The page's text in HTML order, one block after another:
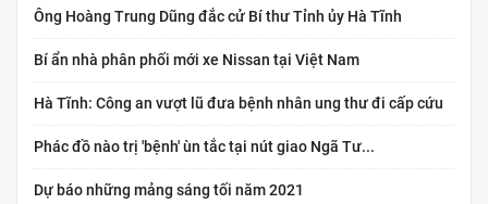
Ông Hoàng Trung Dũng đắc cử Bí thư Tỉnh ủy Hà Tĩnh
Bí ẩn nhà phân phối mới xe Nissan tại Việt Nam
Hà Tĩnh: Công an vượt lũ đưa bệnh nhân ung thư đi cấp cứu
Phác đồ nào trị 'bệnh' ùn tắc tại nút giao Ngã Tư...
Dự báo những mảng sáng tối năm 2021